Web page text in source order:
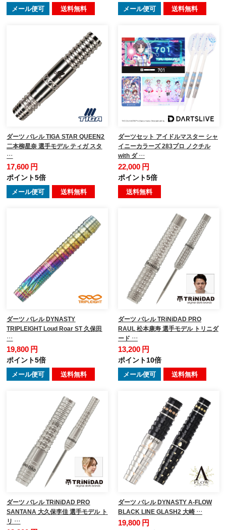
メール便可 送料無料 メール便可 送料無料
ダーツ バレル TIGA STAR QUEEN2
二本柳星奈 選手モデル ティガ スタ
…
17,600 円
ポイント5倍
メール便可 送料無料
ダーツセット アイドルマスター シャ
イニーカラーズ 283プロ ノクチル
with ダ …
22,000 円
ポイント5倍
送料無料
ダーツ バレル DYNASTY
TRIPLEIGHT Loud Roar ST 久保田
…
19,800 円
ポイント5倍
メール便可 送料無料
ダーツ バレル TRiNiDAD PRO
RAUL 松本康寿 選手モデル トリニダ
ード …
13,200 円
ポイント10倍
メール便可 送料無料
ダーツ バレル TRiNiDAD PRO
SANTANA 大久保李佳 選手モデル ト
リ …
ダーツ バレル DYNASTY A-FLOW
BLACK LINE GLASH2 大崎 …
19,800 円